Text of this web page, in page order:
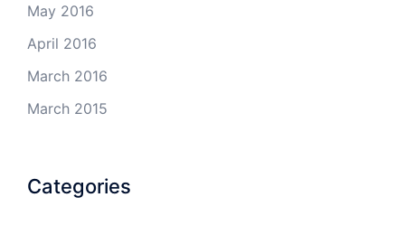
May 2016
April 2016
March 2016
March 2015
Categories